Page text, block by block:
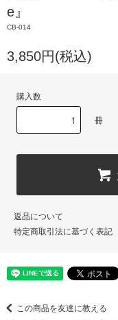
e』
CB-014
3,850円(税込)
購入数
冊
返品について
特定商取引法に基づく表記
この商品を友達に教える